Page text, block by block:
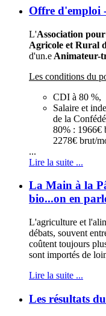
Offre d'emploi
L'Association
Agricole et Rural
d'un.e Animateur-
Les conditions du
CDI à 80 %,
Salaire et
de la
80% : 1966€
2278€ brut/
...
Lire la suite ...
La Main à la
bio...on en
L'agriculture et
débats, souvent
coûtent toujours
sont importés de
Lire la suite ...
Les résultats